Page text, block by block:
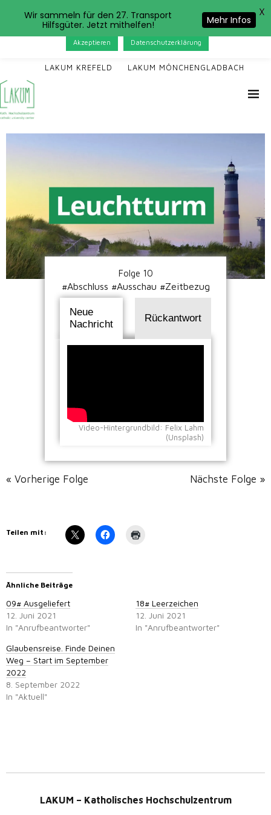
LAKUM KREFELD LAKUM MÖNCHENGLADBACH
Folge 10
#Abschluss #Ausschau #Zeitbezug
Neue
Nachricht
Rückantwort
Video-Hintergrundbild: Felix Lahm
(Unsplash)
« Vorherige Folge Nächste Folge »
Teilen mit:
Ähnliche Beiträge
09# Ausgeliefert
12. Juni 2021
In "Anrufbeantworter"
18# Leerzeichen
12. Juni 2021
In "Anrufbeantworter"
Glaubensreise. Finde Deinen
Weg – Start im September
2022
8. September 2022
In "Aktuell"
LAKUM – Katholisches Hochschulzentrum
Das LAKUM verwendet Cookies. Wenn Sie auf der Seite
weitersurfen, stimmen Sie der Cookie-Nutzung zu.
Akzeptieren Datenschutzerklärung
Wir sammeln für den 27. Transport
Hilfsgüter. Jetzt mithelfen!
Mehr Infos
X